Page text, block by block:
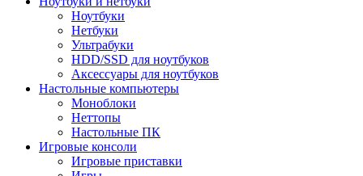
Ноутбуки
Нетбуки
Ультрабуки
HDD/SSD для ноутбуков
Аксессуары для ноутбуков
Настольные компьютеры
Моноблоки
Неттопы
Настольные ПК
Игровые консоли
Игровые приставки